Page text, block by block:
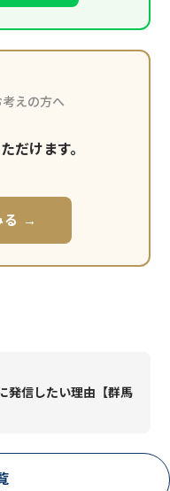
えの方へ
だけます。
る →
発信したい理由【群馬